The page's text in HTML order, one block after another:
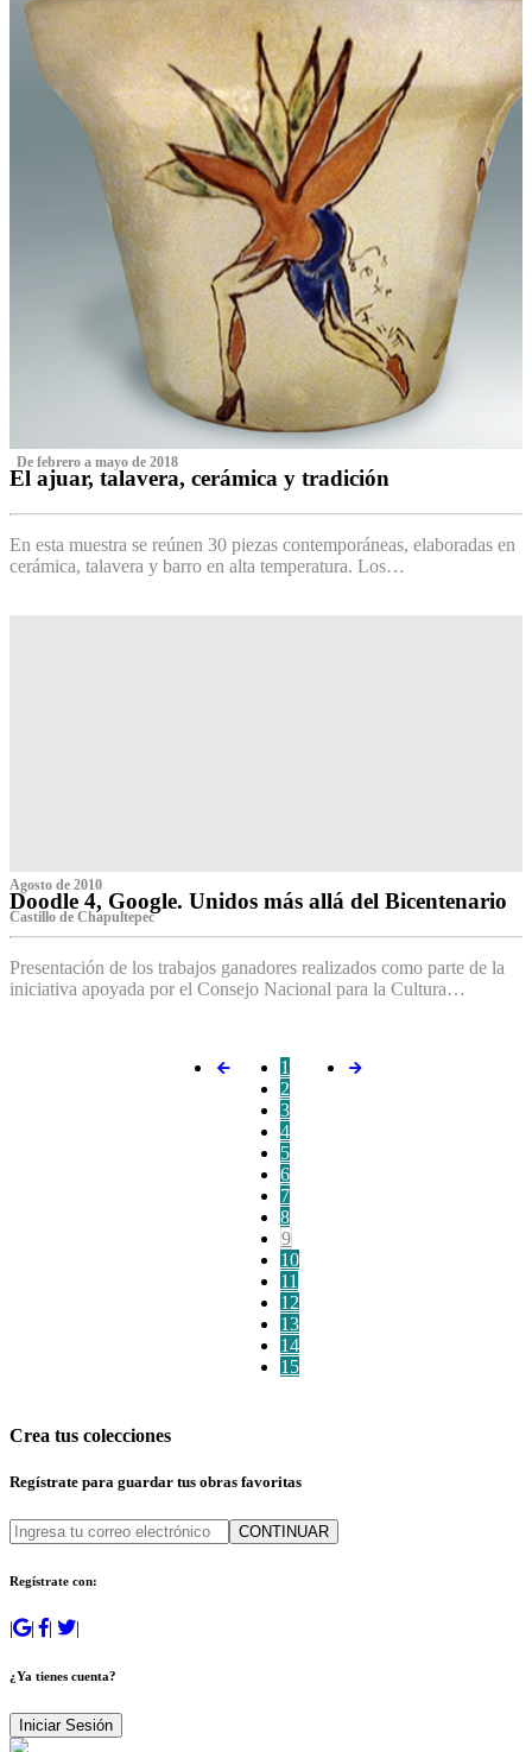
‌ De febrero a mayo de 2018
El ajuar, talavera, cerámica y tradición
En esta muestra se reúnen 30 piezas contemporáneas, elaboradas en
cerámica, talavera y barro en alta temperatura. Los…
Agosto de 2010
Doodle 4, Google. Unidos más allá del Bicentenario
Castillo de Chapultepec
Presentación de los trabajos ganadores realizados como parte de la
iniciativa apoyada por el Consejo Nacional para la Cultura…
1
2
3
4
5
6
7
8
9
10
11
12
13
14
15
Crea tus colecciones
Regístrate para guardar tus obras favoritas
CONTINUAR
Regístrate con:
| | | |
¿Ya tienes cuenta?
Iniciar Sesión